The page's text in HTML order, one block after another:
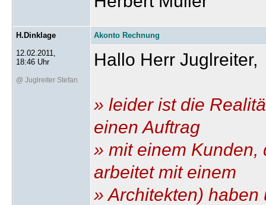
H.Dinklage
12.02.2011,
18:46 Uhr
@ Juglreiter Stefan
Akonto Rechnung
Hallo Herr Juglreiter,
» leider ist die
einen Auftrag
» mit einem
arbeitet mit einem
» Architekten)